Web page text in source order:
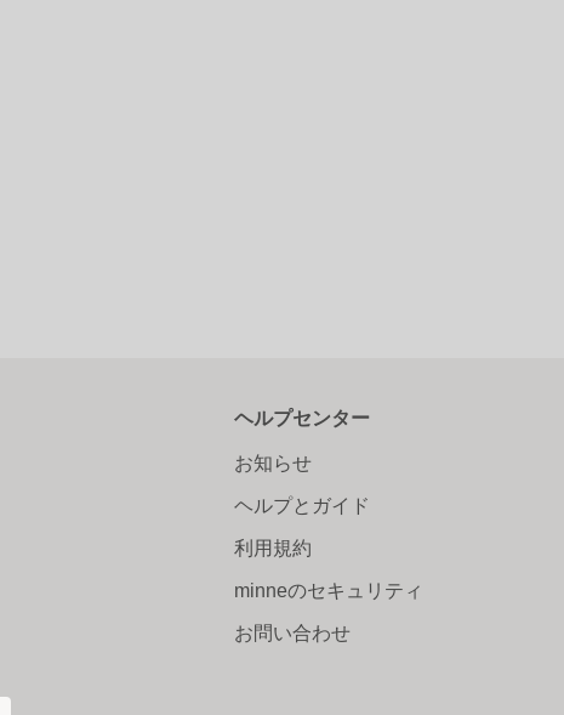
ヘルプセンター
お知らせ
ヘルプとガイド
利用規約
minneのセキュリティ
お問い合わせ